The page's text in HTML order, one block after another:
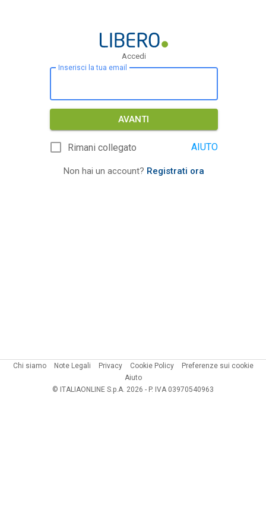
Accedi
Inserisci la tua email
AVANTI
Rimani collegato AIUTO
Non hai un account? Registrati ora
Chi siamo Note Legali Privacy Cookie Policy
Preferenze sui cookie
Aiuto
© ITALIAONLINE S.p.A. 2026 - P. IVA 03970540963